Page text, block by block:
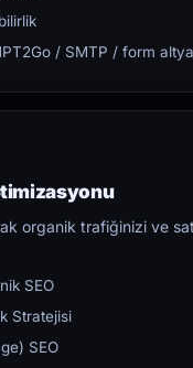
/ SMTP / form
organik trafiğinizi ve
SEO
Stratejisi
SEO